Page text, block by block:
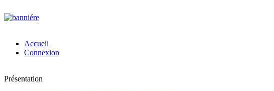
Accueil
Connexion
Présentation